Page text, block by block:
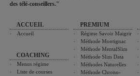
des télé-conseillers."
ACCUEIL
Accueil
COACHING
Menus régime
Liste de courses
PREMIUM
Régime Savoir Maigrir
Méthode Montignac
Méthode MentalSlim
Méthode Slim Data
Méthodes Naturelles
Méthode Chrono-